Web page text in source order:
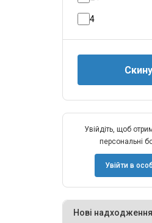
4
Увійдіть, щоб
персональні
Увійти в
Нові надходження